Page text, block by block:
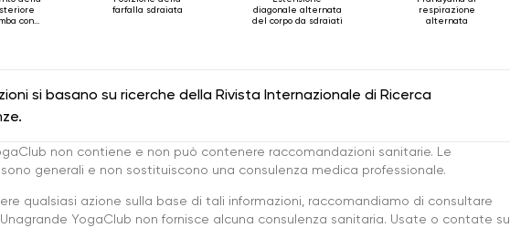
con
farfalla sdraiata
diagonale alternata
del corpo da sdraiati
respirazione
alternata
si basano su ricerche della Rivista Internazionale di Ricerca
non contiene e non può contenere raccomandazioni sanitarie. Le
generali e non sostituiscono una consulenza medica professionale.
qualsiasi azione sulla base di tali informazioni, raccomandiamo di consultare
YogaClub non fornisce alcuna consulenza sanitaria. Usate o contate su